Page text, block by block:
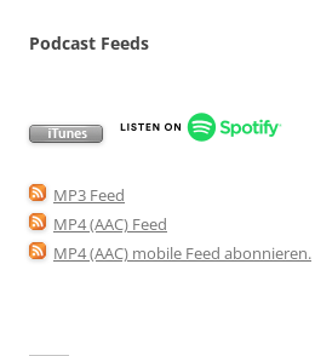
Podcast Feeds
MP3 Feed
MP4 (AAC) Feed
MP4 (AAC) mobile Feed abonnieren.